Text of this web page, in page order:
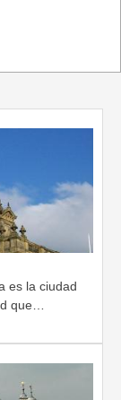
es la ciudad
que…